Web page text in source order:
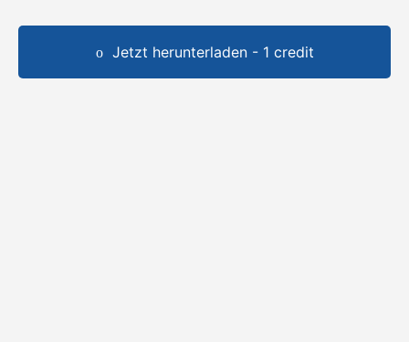
Jetzt herunterladen - 1 credit